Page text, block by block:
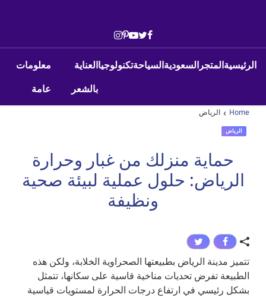
Main Navigation
الرئيسيةالمتجرالسعوديةالسياحةتكنولوجياالعناية
بالشعر
معلومات
عامة
Home
› الرياض
الرياض
حماية منزلك من غبار وحرارة
الرياض: حلول عملية لبيئة صحية
ونظيفة
تتميز مدينة الرياض بطبيعتها الصحراوية الخلابة، ولكن هذه
الطبيعة تفرض تحديات مناخية قاسية على سكانها، تتمثل
بشكل رئيسي في ارتفاع درجات الحرارة لمستويات قياسية